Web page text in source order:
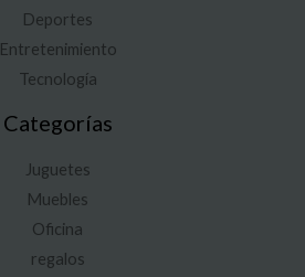
Deportes
Entretenimiento
Tecnología
Categorías
Juguetes
Muebles
Oficina
regalos